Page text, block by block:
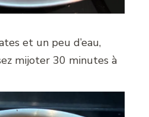
et un peu d’eau,
mijoter 30 minutes à